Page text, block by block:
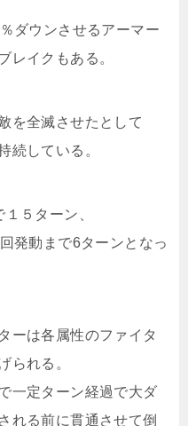
ダウンさせるアーマー
レイクもある。
を全滅させたとして
続している。
５ターン、
発動まで6ターンとなっ
ーは各属性のファイタ
られる。
一定ターン経過で大ダ
れる前に貫通させて倒